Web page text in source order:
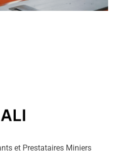
et Prestataires Miniers